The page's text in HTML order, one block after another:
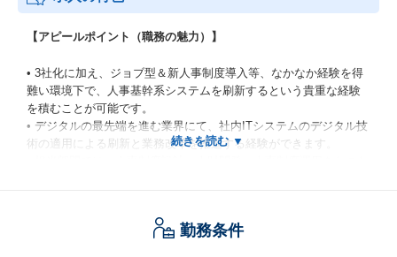
【アピールポイント（職務の魅力）】
• 3社化に加え、ジョブ型＆新人事制度導入等、なかなか経験を得
難い環境下で、人事基幹系システムを刷新するという貴重な経験
を積むことが可能です。
• デジタルの最先端を進む業界にて、社内ITシステムのデジタル技
術の適用による刷新と業務改革を推進する経験ができます。
【教育制度及び資格補助】 勤務条件